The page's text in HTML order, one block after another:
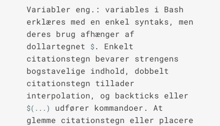
Variabler eng.: variables i Bash
erklæres med en enkel syntaks, men
deres brug afhænger af
dollartegnet
$. Enkelt
citationstegn bevarer strengens
bogstavelige indhold, dobbelt
citationstegn tillader
interpolation, og backticks eller
$(...)
udfører kommandoer. At
glemme citationstegn eller placere